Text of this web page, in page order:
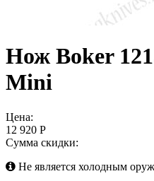
Нож Boker
Mini
Цена:
12 920 Р
Сумма скидки:
Не является холодным